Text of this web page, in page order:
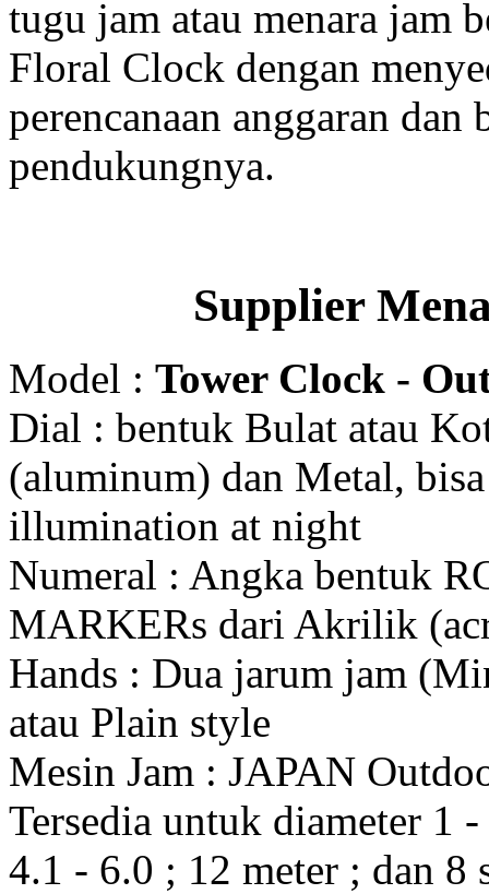
tugu jam atau menara jam
Floral Clock dengan
perencanaan anggaran
pendukungnya.
Supplier
Model : Tower Clock -
Dial : bentuk Bulat atau
(aluminum) dan Metal,
illumination at night
Numeral : Angka bentuk
MARKERs dari Akrilik
Hands : Dua jarum jam
atau Plain style
Mesin Jam : JAPAN
Tersedia untuk diameter 1
4.1 - 6.0 ; 12 meter ; dan 8